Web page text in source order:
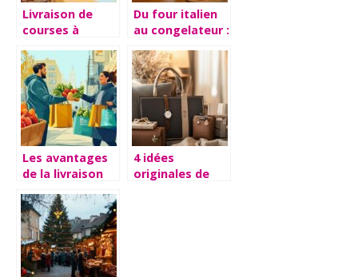
Livraison de
courses à
Guadeloupe : les
secrets d’un
service express
Du four italien
au congelateur :
quelles sont les
meilleures
pizzas
surgelees
Les avantages
de la livraison
fraiches avec
Houra
4 idées
originales de